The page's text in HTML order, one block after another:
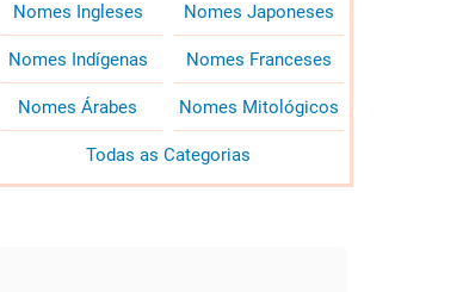
Nomes Ingleses Nomes Japoneses
Nomes Indígenas Nomes Franceses
Nomes Árabes Nomes Mitológicos
Todas as Categorias